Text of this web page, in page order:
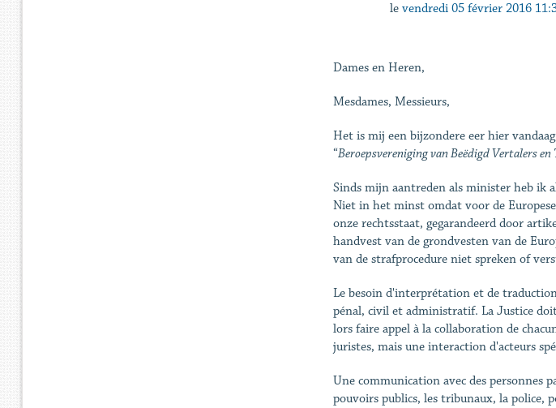
le vendredi 05 février 2016
Dames en Heren,
Mesdames, Messieurs,
Het is mij een bijzondere eer hier
“Beroepsvereniging van Beëdigd Vertalers en
Sinds mijn aantreden als minister heb ik
Niet in het minst omdat voor de
onze rechtsstaat, gegarandeerd door
handvest van de grondvesten van de
van de strafprocedure niet spreken of
Le besoin d'interprétation et de traduction
pénal, civil et administratif. La Justice
lors faire appel à la collaboration de
juristes, mais une interaction d'acteurs
Une communication avec des personnes
pouvoirs publics, les tribunaux, la police,